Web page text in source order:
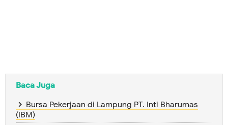
Baca Juga
Bursa Pekerjaan di Lampung PT. Inti Bharumas
(IBM)